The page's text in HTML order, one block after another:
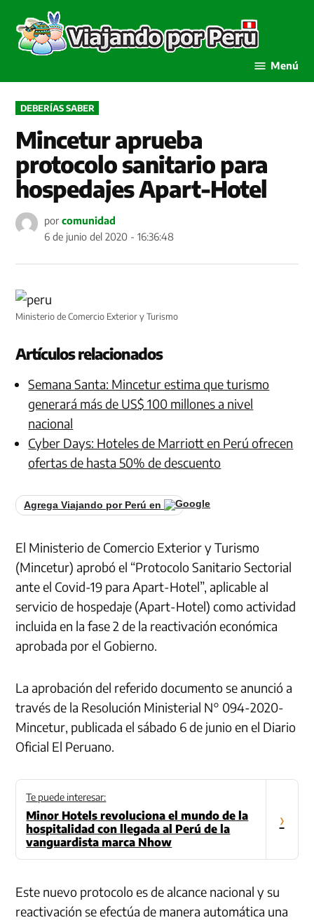
contenido
por
Menú
PUBLICADO
EN
DEBERÍAS SABER
Mincetur aprueba
protocolo sanitario para
hospedajes Apart-Hotel
por comunidad
6 de junio del 2020 - 16:36:48
Ministerio de Comercio Exterior y Turismo
Artículos relacionados
Semana Santa: Mincetur estima que turismo
generará más de US$ 100 millones a nivel
nacional
Cyber Days: Hoteles de Marriott en Perú ofrecen
ofertas de hasta 50% de descuento
Agrega Viajando por Perú en
El Ministerio de Comercio Exterior y Turismo
(Mincetur) aprobó el “Protocolo Sanitario Sectorial
ante el Covid-19 para Apart-Hotel”, aplicable al
servicio de hospedaje (Apart-Hotel) como actividad
incluida en la fase 2 de la reactivación económica
aprobada por el Gobierno.
La aprobación del referido documento se anunció a
través de la Resolución Ministerial N° 094-2020-
Mincetur, publicada el sábado 6 de junio en el Diario
Oficial El Peruano.
Te puede interesar:
Minor Hotels revoluciona el mundo de la
hospitalidad con llegada al Perú de la
vanguardista marca Nhow
›
Este nuevo protocolo es de alcance nacional y su
reactivación se efectúa de manera automática una